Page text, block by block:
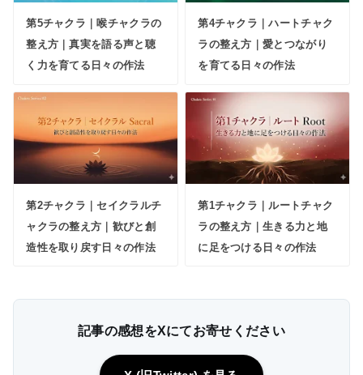
第5チャクラ｜喉チャクラの
整え方｜真実を語る声と聴
く力を育てる日々の作法
第4チャクラ｜ハートチャク
ラの整え方｜愛とつながり
を育てる日々の作法
第2チャクラ｜セイクラルチ
ャクラの整え方｜歓びと創
造性を取り戻す日々の作法
第1チャクラ｜ルートチャク
ラの整え方｜生きる力と地
に足をつける日々の作法
記事の感想をXにてお寄せください